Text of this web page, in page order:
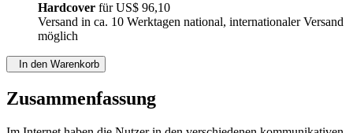
Hardcover fürUS$ 96,10
Versand in ca. 10 Werktagen national, internationaler Versand
möglich
In den Warenkorb
Zusammenfassung